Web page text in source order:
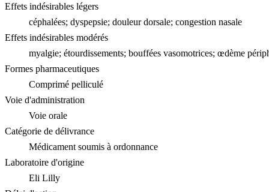
Effets indésirables légers
céphalées; dyspepsie; douleur dorsale; congestion nasale
Effets indésirables modérés
myalgie; étourdissements; bouffées vasomotrices; œdème
Formes pharmaceutiques
Comprimé pelliculé
Voie d'administration
Voie orale
Catégorie de délivrance
Médicament soumis à ordonnance
Laboratoire d'origine
Eli Lilly